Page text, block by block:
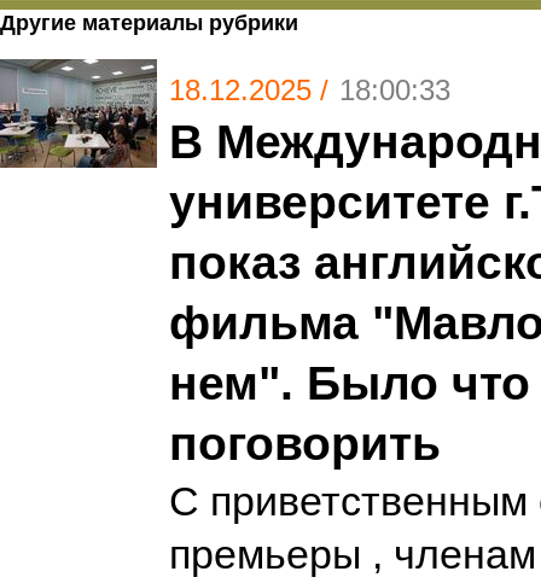
Другие материалы рубрики
18.12.2025 / 18:00:33
В
университете
показ
фильма
нем". Было что
поговорить
С приветственным
премьеры ,